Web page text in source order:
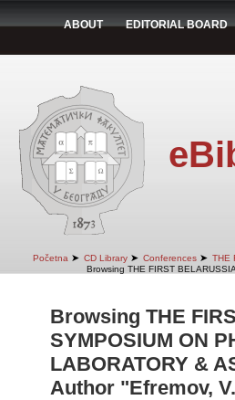
ABOUT EDITORIAL BOARD
Početna ➤ CD Library ➤ Conferences ➤ THE
Browsing THE FIRST
Browsing THE
SYMPOSIUM ON
LABORATORY &
Author "Efremov,